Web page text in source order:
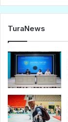
TuraNews